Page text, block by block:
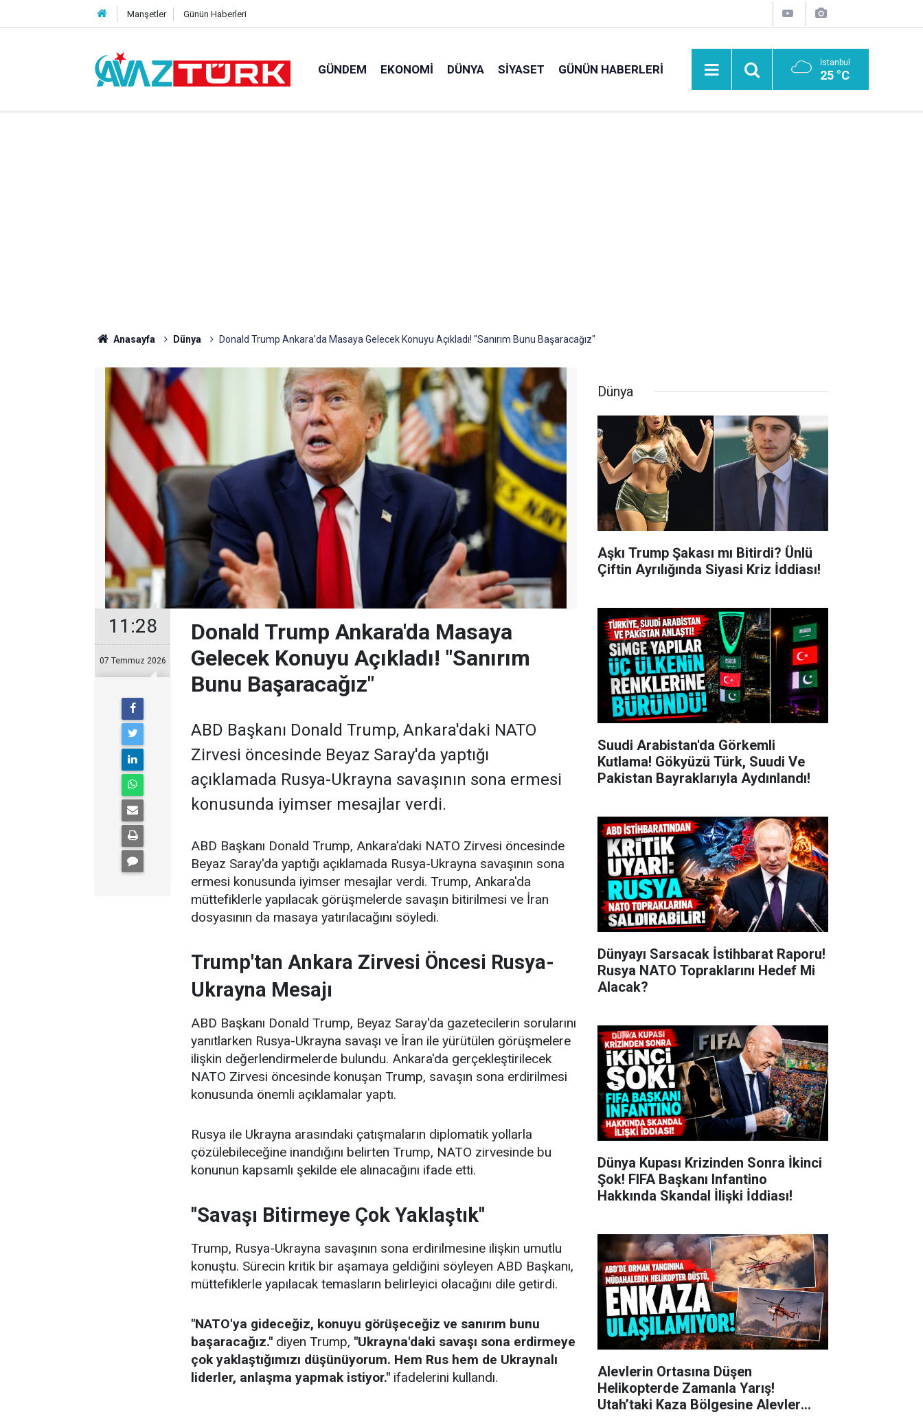
Manşetler Günün Haberleri
GÜNDEM EKONOMI DÜNYA SIYASET GÜNÜN HABERLERI İstanbul
25 °C
Anasayfa Dünya Donald Trump Ankara'da Masaya Gelecek Konuyu Açıkladı! "Sanırım Bunu Başaracağız"
11:28
07 Temmuz 2026
Donald Trump Ankara'da Masaya
Gelecek Konuyu Açıkladı! "Sanırım
Bunu Başaracağız"
ABD Başkanı Donald Trump, Ankara'daki NATO
Zirvesi öncesinde Beyaz Saray'da yaptığı
açıklamada Rusya-Ukrayna savaşının sona ermesi
konusunda iyimser mesajlar verdi.
ABD Başkanı Donald Trump, Ankara'daki NATO Zirvesi öncesinde
Beyaz Saray'da yaptığı açıklamada Rusya-Ukrayna savaşının sona
ermesi konusunda iyimser mesajlar verdi. Trump, Ankara'da
müttefiklerle yapılacak görüşmelerde savaşın bitirilmesi ve İran
dosyasının da masaya yatırılacağını söyledi.
Trump'tan Ankara Zirvesi Öncesi Rusya-
Ukrayna Mesajı
ABD Başkanı Donald Trump, Beyaz Saray'da gazetecilerin sorularını
yanıtlarken Rusya-Ukrayna savaşı ve İran ile yürütülen görüşmelere
ilişkin değerlendirmelerde bulundu. Ankara'da gerçekleştirilecek
NATO Zirvesi öncesinde konuşan Trump, savaşın sona erdirilmesi
konusunda önemli açıklamalar yaptı.
Rusya ile Ukrayna arasındaki çatışmaların diplomatik yollarla
çözülebileceğine inandığını belirten Trump, NATO zirvesinde bu
konunun kapsamlı şekilde ele alınacağını ifade etti.
"Savaşı Bitirmeye Çok Yaklaştık"
Trump, Rusya-Ukrayna savaşının sona erdirilmesine ilişkin umutlu
konuştu. Sürecin kritik bir aşamaya geldiğini söyleyen ABD Başkanı,
müttefiklerle yapılacak temasların belirleyici olacağını dile getirdi.
"NATO'ya gideceğiz, konuyu görüşeceğiz ve sanırım bunu
başaracağız." diyen Trump, "Ukrayna'daki savaşı sona erdirmeye
çok yaklaştığımızı düşünüyorum. Hem Rus hem de Ukraynalı
liderler, anlaşma yapmak istiyor." ifadelerini kullandı.
Dünya
Aşkı Trump Şakası mı Bitirdi? Ünlü
Çiftin Ayrılığında Siyasi Kriz İddiası!
Suudi Arabistan'da Görkemli
Kutlama! Gökyüzü Türk, Suudi Ve
Pakistan Bayraklarıyla Aydınlandı!
Dünyayı Sarsacak İstihbarat Raporu!
Rusya NATO Topraklarını Hedef Mi
Alacak?
Dünya Kupası Krizinden Sonra İkinci
Şok! FIFA Başkanı Infantino
Hakkında Skandal İlişki İddiası!
Alevlerin Ortasına Düşen
Helikopterde Zamanla Yarış!
Utah’taki Kaza Bölgesine Alevler